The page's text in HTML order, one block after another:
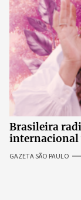
Brasileira
internacional
identidade
GAZETA SÃO PAULO